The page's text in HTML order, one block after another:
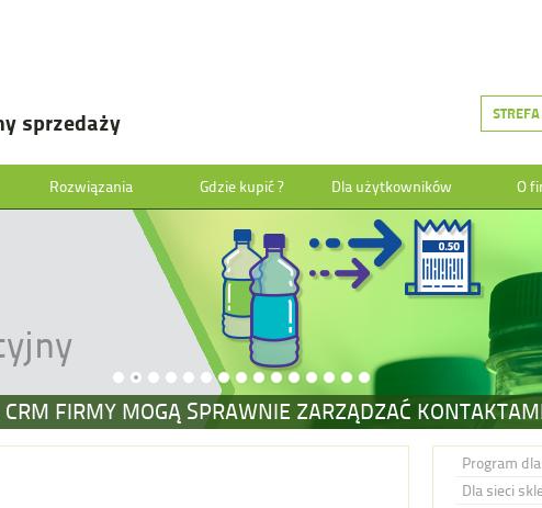
sprzedaży
Rozwiązania Gdzie kupić ? Dla użytkowników O
FIRMY MOGĄ SPRAWNIE ZARZĄDZAĆ
Program
Dla sieci